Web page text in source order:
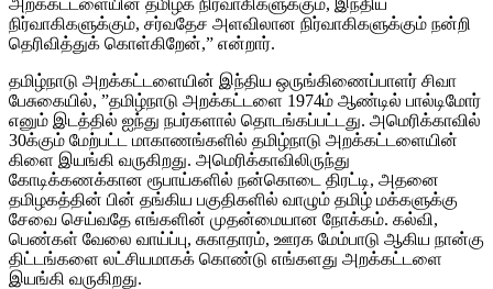
நிர்வாகிகளுக்கும், சர்வதேச அளவிலான நிர்வாகிகளுக்கும் நன்றி
தெரிவித்துக் கொள்கிறேன்,” என்றார்.
தமிழ்நாடு அறக்கட்டளையின் இந்திய ஒருங்கிணைப்பாளர் சிவா
பேசுகையில், ”தமிழ்நாடு அறக்கட்டளை 1974ம் ஆண்டில் பால்டிமோர்
எனும் இடத்தில் ஐந்து நபர்களால் தொடங்கப்பட்டது. அமெரிக்காவில்
30க்கும் மேற்பட்ட மாகாணங்களில் தமிழ்நாடு அறக்கட்டளையின்
கிளை இயங்கி வருகிறது. அமெரிக்காவிலிருந்து
கோடிக்கணக்கான ரூபாய்களில் நன்கொடை திரட்டி, அதனை
தமிழகத்தின் பின் தங்கிய பகுதிகளில் வாழும் தமிழ் மக்களுக்கு
சேவை செய்வதே எங்களின் முதன்மையான நோக்கம். கல்வி,
பெண்கள் வேலை வாய்ப்பு, சுகாதாரம், ஊரக மேம்பாடு ஆகிய நான்கு
திட்டங்களை லட்சியமாகக் கொண்டு எங்களது அறக்கட்டளை
இயங்கி வருகிறது.